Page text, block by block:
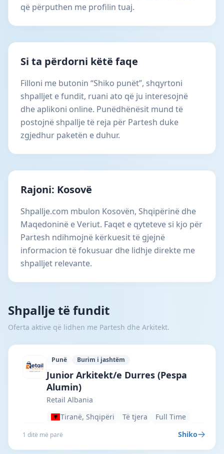
që përputhen me profilin tuaj.
Si ta përdorni këtë faqe
Filloni me butonin “Shiko punët”, shqyrtoni
shpalljet e fundit, ruani ato që ju interesojnë
dhe aplikoni online. Punëdhënësit mund të
postojnë shpallje të reja për Partesh duke
zgjedhur paketën e duhur.
Rajoni: Kosovë
Shpallje.com mbulon Kosovën, Shqipërinë dhe
Maqedoninë e Veriut. Faqet e qyteteve si kjo për
Partesh ndihmojnë kërkuesit të gjejnë
informacion të fokusuar dhe lidhje direkte me
shpalljet relevante.
Shpallje të fundit
Oferta aktive që lidhen me Partesh dhe Arkitekt.
Punë Burim i jashtëm
Retail Albania · Tiranë · #8088 —
Junior Arkitekt/e Durres (Pespa
Alumin)
Retail Albania
Tiranë, Shqipëri
Të tjera Full Time
1 ditë më parë Shiko